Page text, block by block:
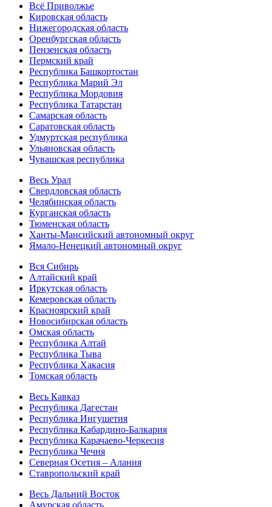
Всё Приволжье
Кировская область
Нижегородская область
Оренбургская область
Пензенская область
Пермский край
Республика Башкортостан
Республика Марий Эл
Республика Мордовия
Республика Татарстан
Самарская область
Саратовская область
Удмуртская республика
Ульяновская область
Чувашская республика
Весь Урал
Свердловская область
Челябинская область
Курганская область
Тюменская область
Ханты-Мансийский автономный округ
Ямало-Ненецкий автономный округ
Вся Сибирь
Алтайский край
Иркутская область
Кемеровская область
Красноярский край
Новосибирская область
Омская область
Республика Алтай
Республика Тыва
Республика Хакасия
Томская область
Весь Кавказ
Республика Дагестан
Республика Ингушетия
Республика Кабардино-Балкария
Республика Карачаево-Черкесия
Республика Чечня
Северная Осетия – Алания
Ставропольский край
Весь Дальний Восток
Амурская область